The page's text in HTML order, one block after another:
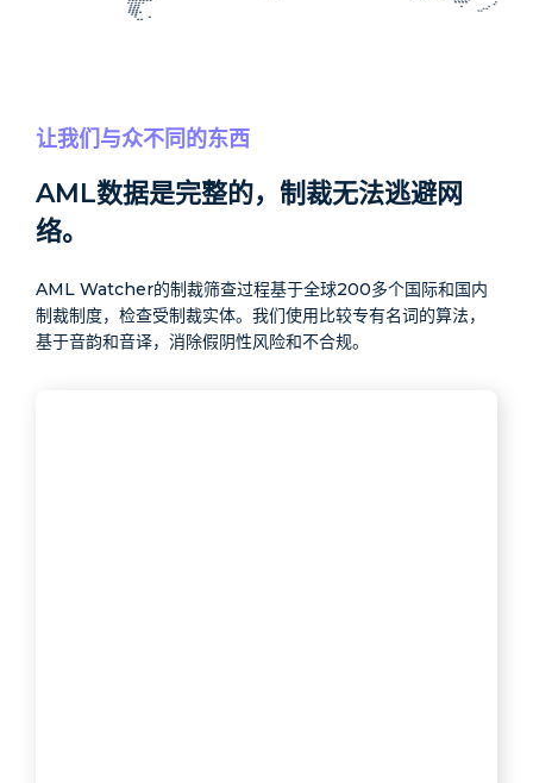
让我们与众不同的东西
AML数据是完整的，制裁无法逃避网
络。
AML Watcher的制裁筛查过程基于全球200多个国际和国内
制裁制度，检查受制裁实体。我们使用比较专有名词的算法，
基于音韵和音译，消除假阴性风险和不合规。